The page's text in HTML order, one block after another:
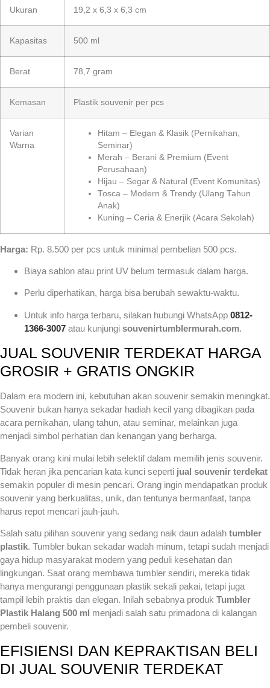
Ukuran 19,2 x 6,3 x 6,3 cm
Kapasitas 500 ml
Berat 78,7 gram
Kemasan Plastik souvenir per pcs
Varian
Warna
Hitam – Elegan & Klasik (Pernikahan,
Seminar)
Merah – Berani & Premium (Event
Perusahaan)
Hijau – Segar & Natural (Event Komunitas)
Tosca – Modern & Trendy (Ulang Tahun
Anak)
Kuning – Ceria & Enerjik (Acara Sekolah)
Harga: Rp. 8.500 per pcs untuk minimal pembelian 500 pcs.
Biaya sablon atau print UV belum termasuk dalam harga.
Perlu diperhatikan, harga bisa berubah sewaktu-waktu.
Untuk info harga terbaru, silakan hubungi WhatsApp 0812-
1366-3007 atau kunjungi souvenirtumblermurah.com.
JUAL SOUVENIR TERDEKAT HARGA
GROSIR + GRATIS ONGKIR
Dalam era modern ini, kebutuhan akan souvenir semakin meningkat.
Souvenir bukan hanya sekadar hadiah kecil yang dibagikan pada
acara pernikahan, ulang tahun, atau seminar, melainkan juga
menjadi simbol perhatian dan kenangan yang berharga.
Banyak orang kini mulai lebih selektif dalam memilih jenis souvenir.
Tidak heran jika pencarian kata kunci seperti jual souvenir terdekat
semakin populer di mesin pencari. Orang ingin mendapatkan produk
souvenir yang berkualitas, unik, dan tentunya bermanfaat, tanpa
harus repot mencari jauh-jauh.
Salah satu pilihan souvenir yang sedang naik daun adalah tumbler
plastik. Tumbler bukan sekadar wadah minum, tetapi sudah menjadi
gaya hidup masyarakat modern yang peduli kesehatan dan
lingkungan. Saat orang membawa tumbler sendiri, mereka tidak
hanya mengurangi penggunaan plastik sekali pakai, tetapi juga
tampil lebih praktis dan elegan. Inilah sebabnya produk Tumbler
Plastik Halang 500 ml menjadi salah satu primadona di kalangan
pembeli souvenir.
EFISIENSI DAN KEPRAKTISAN BELI
DI JUAL SOUVENIR TERDEKAT